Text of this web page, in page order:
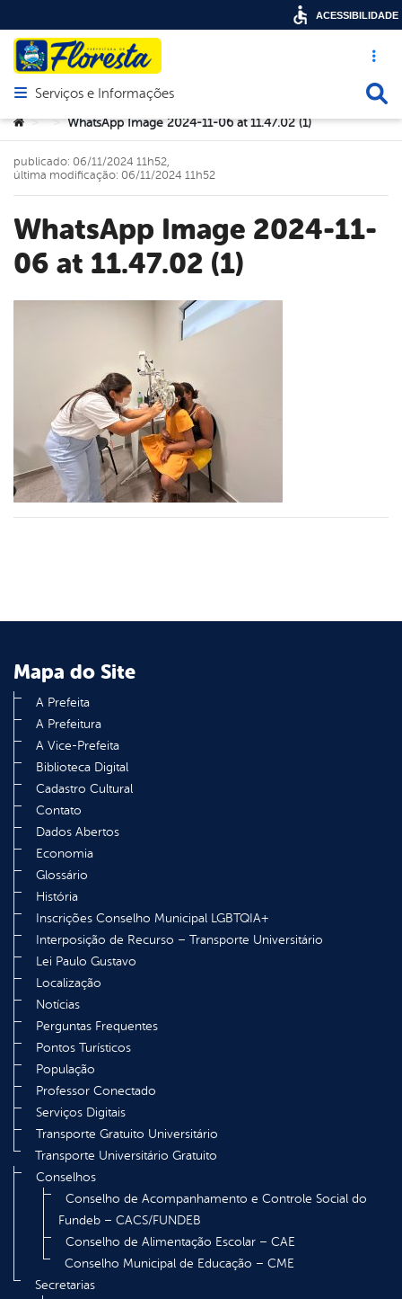
Acesso
Abrir menu principal de navegação
Serviços e Informações
Você está aqui:
> > WhatsApp Image 2024-11-06 at 11.47.02 (1)
WhatsApp Image 2024-11-
06 at 11.47.02 (1)
publicado: 06/11/2024 11h52,
última modificação: 06/11/2024 11h52
Mapa do Site
A Prefeita
A Prefeitura
A Vice-Prefeita
Biblioteca Digital
Cadastro Cultural
Contato
Dados Abertos
Economia
Glossário
História
Inscrições Conselho Municipal LGBTQIA+
Interposição de Recurso – Transporte Universitário
Lei Paulo Gustavo
Localização
Notícias
Perguntas Frequentes
Pontos Turísticos
População
Professor Conectado
Serviços Digitais
Transporte Gratuito Universitário
Transporte Universitário Gratuito
Conselhos
Conselho de Acompanhamento e Controle Social do
Fundeb – CACS/FUNDEB
Conselho de Alimentação Escolar – CAE
Conselho Municipal de Educação – CME
Secretarias
ACESSIBILIDADE